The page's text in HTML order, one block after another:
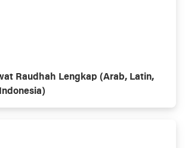
Raudhah Lengkap (Arab, Latin,